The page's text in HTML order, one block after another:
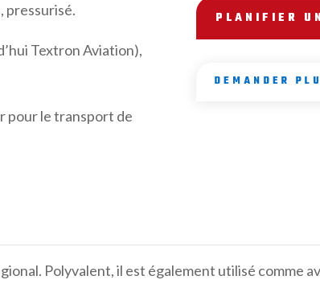
pressurisé.
Textron Aviation),
pour le transport de
PLANIFIER
DEMANDER
Polyvalent, il est également utilisé comme